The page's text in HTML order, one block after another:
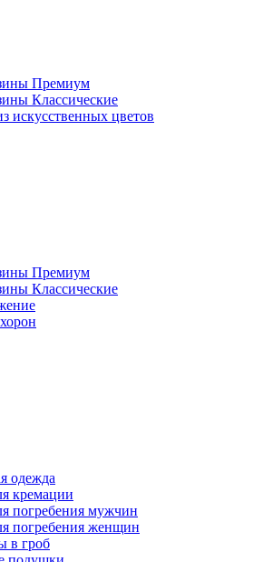
Премиум
Классические
искусственных цветов
Премиум
Классические
одежда
кремации
погребения мужчин
погребения женщин
в гроб